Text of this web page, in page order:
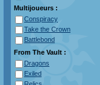
Multijoueurs :
Conspiracy
Take the Crown
Battlebond
From The Vault :
Dragons
Exiled